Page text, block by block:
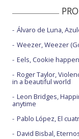
Álvaro de Luna,
Weezer, Weezer
Eels, Cookie
Roger Taylor,
in a beautiful world
Leon Bridges,
anytime
Pablo López, El
David Bisbal,